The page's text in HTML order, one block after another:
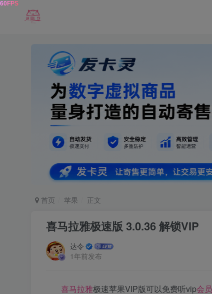
首页 苹果 正文
喜马拉雅极速版 3.0.36 解锁VIP
达令
1年前发布
喜马拉雅极速苹果VIP版可以免费听vip会员